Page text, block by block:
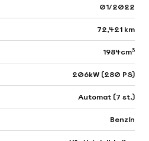
01/2022
72,421 km
1984cm3
206kW (280 PS)
Automat (7 st.)
Benzín